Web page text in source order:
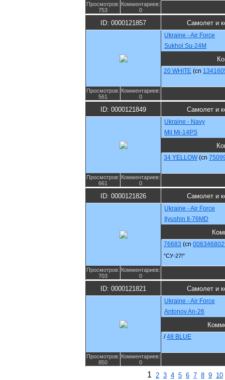
Просмотров:
753
Комментариев:
0
ID: 0000121857 Самолет и
Ukraine - Air Force
Sukhoi Su-24M
20 WHITE (cn
Просмотров:
561
Комментариев:
0
ID: 0000121849 Самолет и
Ukraine - Navy
Mil Mi-14PS
34 YELLOW (cn
Просмотров:
661
Комментариев:
0
ID: 0000121826 Самолет и
Ukraine - Air Force
Ilyushin Il-76MD
76683 (cn
"СУ-27!"
Просмотров:
703
Комментариев:
0
ID: 0000121821 Самолет и
Ukraine - Air Force
Antonov An-26
/48 BLUE
Просмотров:
850
Комментариев:
0
1 2 3 4 5 6 7 8 9 10